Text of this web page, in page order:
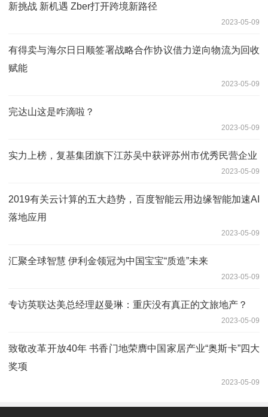
新挑战 新机遇 Zber打开跨境新路径
2023-05-09
有得卖与海尔日日顺签署战略合作协议借力逆向物流为回收
赋能
2023-05-09
完达山这是咋滴啦？
2023-05-09
实力上榜，复基集团旗下江苏吴中获评苏州市优秀民营企业
2023-05-09
2019有关云计算的五大趋势，百度智能云用边缘智能加速AI
落地应用
2023-05-09
汇聚全球智慧 伊利金领冠为中国宝宝“质造”未来
2023-05-09
专访英联达美总经理赵曼琳：重庆没有真正的文旅地产？
2023-05-09
致敬改革开放40年 书香门地荣膺中国家居产业“奥斯卡”四大
奖项
2023-05-09